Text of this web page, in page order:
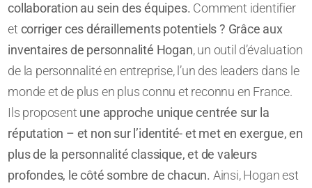
collaboration au sein des équipes. Comment identifier
et corriger ces déraillements potentiels ? Grâce aux
inventaires de personnalité Hogan, un outil d’évaluation
de la personnalité en entreprise, l’un des leaders dans le
monde et de plus en plus connu et reconnu en France.
Ils proposent une approche unique centrée sur la
réputation – et non sur l’identité- et met en exergue, en
plus de la personnalité classique, et de valeurs
profondes, le côté sombre de chacun. Ainsi, Hogan est